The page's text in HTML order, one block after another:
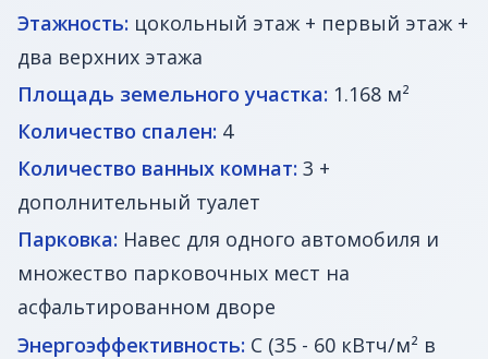
Этажность: цокольный этаж + первый этаж +
два верхних этажа
Площадь земельного участка: 1.168 м²
Количество спален: 4
Количество ванных комнат: 3 +
дополнительный туалет
Парковка: Навес для одного автомобиля и
множество парковочных мест на
асфальтированном дворе
Энергоэффективность: C (35 - 60 кВтч/м² в